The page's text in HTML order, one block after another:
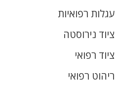
עגלות רפואיות
ציוד נירוסטה
ציוד רפואי
ריהוט רפואי